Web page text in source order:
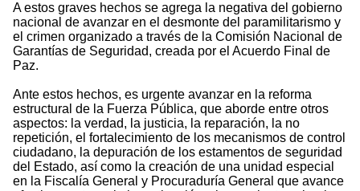
A estos graves hechos se agrega la negativa del gobierno
nacional de avanzar en el desmonte del paramilitarismo y
el crimen organizado a través de la Comisión Nacional de
Garantías de Seguridad, creada por el Acuerdo Final de
Paz.
Ante estos hechos, es urgente avanzar en la reforma
estructural de la Fuerza Pública, que aborde entre otros
aspectos: la verdad, la justicia, la reparación, la no
repetición, el fortalecimiento de los mecanismos de control
ciudadano, la depuración de los estamentos de seguridad
del Estado, así como la creación de una unidad especial
en la Fiscalía General y Procuraduría General que avance